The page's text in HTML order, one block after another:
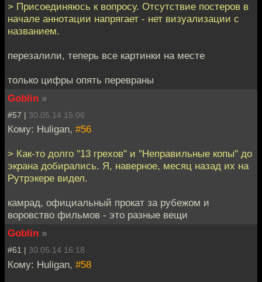
> Присоединяюсь к вопросу. Отсутствие постеров в
начале аннотации напрягает - нет визуализации с
названием.
перезалили, теперь все картинки на месте
только цифры опять перевраны
Goblin »
#57 | 30.05.14 15:06
Кому: Huligan, #56
> Как-то долго "13 грехов" и "Неправильные копы" до
экрана добирались. Я, наверное, месяц назад их на
Рутрэкере видел.
камрад, официальный прокат за рубежом и
воровство фильмов - это разные вещи
Goblin »
#61 | 30.05.14 16:18
Кому: Huligan, #58